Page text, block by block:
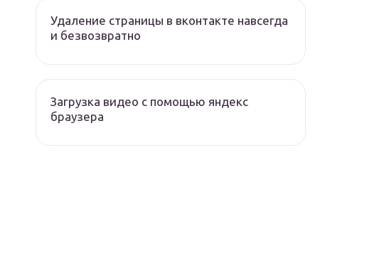
Удаление страницы в вконтакте навсегда
и безвозвратно
Загрузка видео с помощью яндекс
браузера